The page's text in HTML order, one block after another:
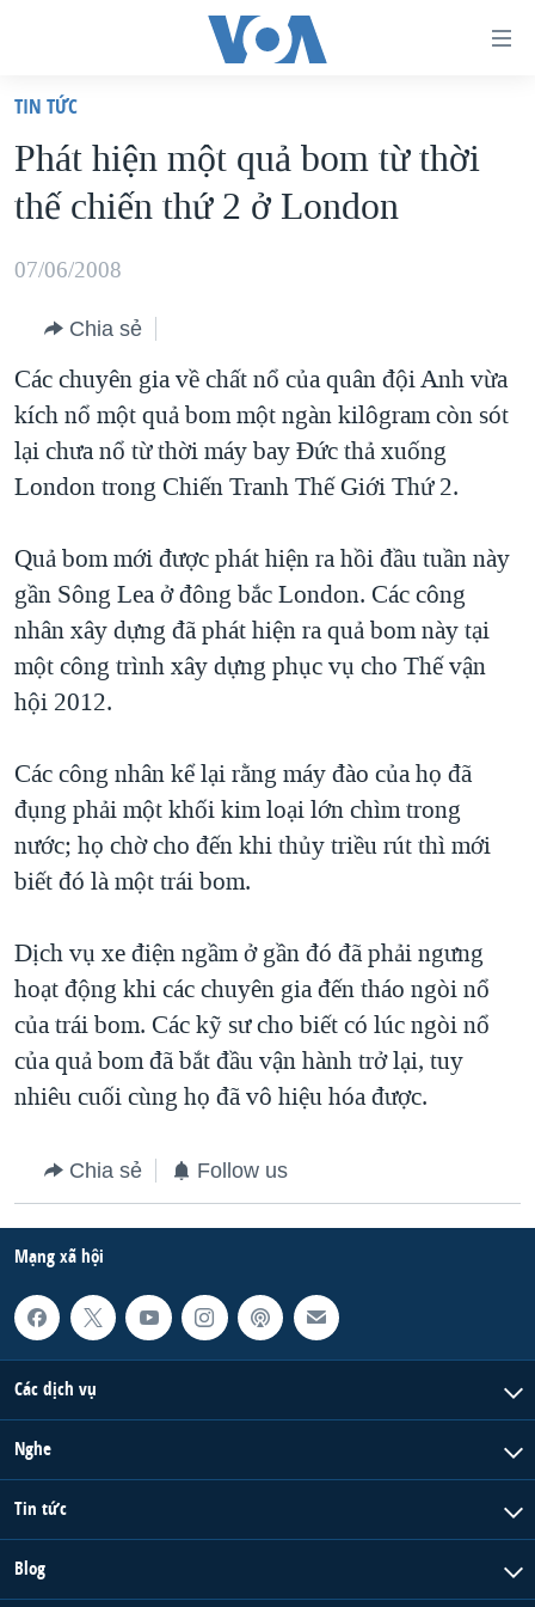
truy
cập
Tới
dung
chính
điều
hướng
chính
Đi
"Tìm"
VIỆT NAM
HOA KỲ
BIỂN ĐÔNG
BLOG
DIỄN ĐÀN
MỤC
TỰ DO BÁO CHÍ
NGƯỜI VIỆT HẢI NGOẠI
ĐỜI SỐNG
KINH TẾ
KHOA HỌC
VĂN HOÁ
THỂ THAO
GIÁO DỤC
CHUYÊN ĐỀ
HÀNH TRÌNH BẦU CỬ 2024
MỘT NĂM CHIẾN TRANH TẠI DẢI GAZA
GIẢI MÃ VÀNH ĐAI & CON ĐƯỜNG
NGÀY TỊ NẠN THẾ GIỚI
GROUND ZERO – XƯA VÀ NAY
CHI PHÍ CHIẾN TRANH AFGHANISTAN
CÁC GIÁ TRỊ CỘNG HÒA Ở VIỆT NAM
TRỊNH VĨNH BÌNH VS. CHÍNH PHỦ VIỆT NAM
NGƯ DÂN VIỆT VÀ LÀN SÓNG TRỘM HẢI SÂM
BÊN KIA QUỐC LỘ: TIẾNG VỌNG TỪ NÔNG THÔN MỸ
QUAN HỆ VIỆT MỸ
VIDEO
NGHE
MẠNG XÃ HỘI
Ngôn ngữ khác
TIN TỨC
Phát hiện một quả bom từ thời
thế chiến thứ 2 ở London
07/06/2008
Chia sẻ
Các chuyên gia về chất nổ của quân đội Anh vừa
kích nổ một quả bom một ngàn kilôgram còn sót
lại chưa nổ từ thời máy bay Đức thả xuống
London trong Chiến Tranh Thế Giới Thứ 2.
Quả bom mới được phát hiện ra hồi đầu tuần này
gần Sông Lea ở đông bắc London. Các công
nhân xây dựng đã phát hiện ra quả bom này tại
một công trình xây dựng phục vụ cho Thế vận
hội 2012.
Các công nhân kể lại rằng máy đào của họ đã
đụng phải một khối kim loại lớn chìm trong
nước; họ chờ cho đến khi thủy triều rút thì mới
biết đó là một trái bom.
Dịch vụ xe điện ngầm ở gần đó đã phải ngưng
hoạt động khi các chuyên gia đến tháo ngòi nổ
của trái bom. Các kỹ sư cho biết có lúc ngòi nổ
của quả bom đã bắt đầu vận hành trở lại, tuy
nhiêu cuối cùng họ đã vô hiệu hóa được.
Chia sẻ Follow us
Mạng xã hội
Các dịch vụ
Nghe
Tin tức
Blog